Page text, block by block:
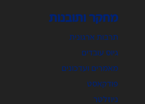
מחקר ותובנות
תרבות ארגונית
גיוס עובדים
מאמרים ועדכונים
פודקאסט
ניוזלטר